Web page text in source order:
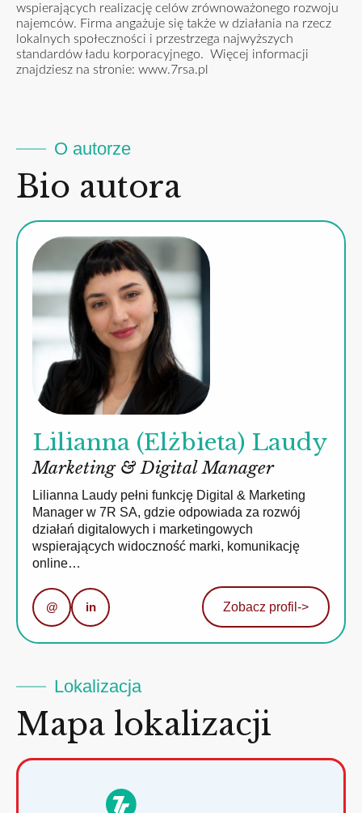
wspierających realizację celów zrównoważonego rozwoju
najemców. Firma angażuje się także w działania na rzecz
lokalnych społeczności i przestrzega najwyższych
standardów ładu korporacyjnego. Więcej informacji
znajdziesz na stronie: www.7rsa.pl
O autorze
Bio autora
Lilianna (Elżbieta) Laudy
Marketing & Digital Manager
Lilianna Laudy pełni funkcję Digital & Marketing
Manager w 7R SA, gdzie odpowiada za rozwój
działań digitalowych i marketingowych
wspierających widoczność marki, komunikację
online…
@ in Zobacz profil ->
Lokalizacja
Mapa lokalizacji